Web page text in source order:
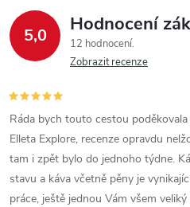
5,0 Hodnocení
12 hodnocení
Zobrazit recenze
Ráda bych touto cestou
Elleta Explore, recenze opravdu
tam i zpět bylo do jednoho týdne.
stavu a káva včetně pěny je
práce, ještě jednou Vám všem veliký